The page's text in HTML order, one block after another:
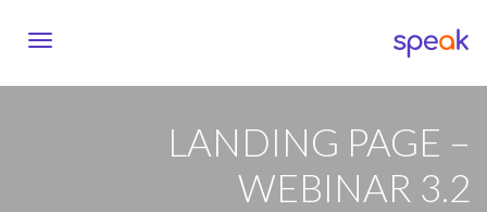
LANDING PAGE –
WEBINAR 3.2